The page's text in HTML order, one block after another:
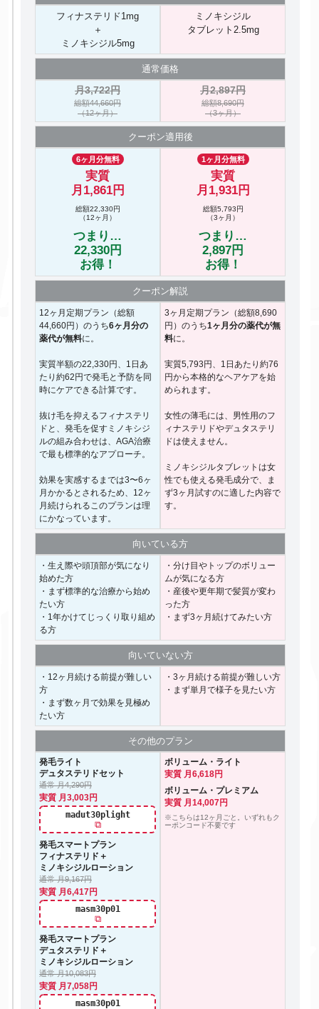
フィナステリド1mg
＋
ミノキシジル5mg
ミノキシジル
タブレット2.5mg
通常価格
月3,722円
総額44,660円
（12ヶ月）
月2,897円
総額8,690円
（3ヶ月）
クーポン適用後
6ヶ月分無料
実質
月1,861円
総額22,330円
（12ヶ月）
つまり…
22,330円
お得！
1ヶ月分無料
実質
月1,931円
総額5,793円
（3ヶ月）
つまり…
2,897円
お得！
クーポン解説
12ヶ月定期プラン（総額
44,660円）のうち6ヶ月分の
薬代が無料に。
実質半額の22,330円、1日あ
たり約62円で発毛と予防を同
時にケアできる計算です。
抜け毛を抑えるフィナステリ
ドと、発毛を促すミノキシジ
ルの組み合わせは、AGA治療
で最も標準的なアプローチ。
効果を実感するまでは3〜6ヶ
月かかるとされるため、12ヶ
月続けられるこのプランは理
にかなっています。
3ヶ月定期プラン（総額8,690
円）のうち1ヶ月分の薬代が無
料に。
実質5,793円、1日あたり約76
円から本格的なヘアケアを始
められます。
女性の薄毛には、男性用のフ
ィナステリドやデュタステリ
ドは使えません。
ミノキシジルタブレットは女
性でも使える発毛成分で、ま
ず3ヶ月試すのに適した内容で
す。
向いている方
・生え際や頭頂部が気になり
始めた方
・まず標準的な治療から始め
たい方
・1年かけてじっくり取り組め
る方
・分け目やトップのボリュー
ムが気になる方
・産後や更年期で髪質が変わ
った方
・まず3ヶ月続けてみたい方
向いていない方
・12ヶ月続ける前提が難しい
方
・まず数ヶ月で効果を見極め
たい方
・3ヶ月続ける前提が難しい方
・まず単月で様子を見たい方
その他のプラン
発毛ライト
デュタステリドセット
通常 月4,290円
実質 月3,003円
madut30plight
⧉
発毛スマートプラン
フィナステリド＋
ミノキシジルローション
通常 月9,167円
実質 月6,417円
masm30p01
⧉
発毛スマートプラン
デュタステリド＋
ミノキシジルローション
通常 月10,083円
実質 月7,058円
masm30p01
ボリューム・ライト
実質 月6,618円
ボリューム・プレミアム
実質 月14,007円
※こちらは12ヶ月ごと。いずれもク
ーポンコード不要です